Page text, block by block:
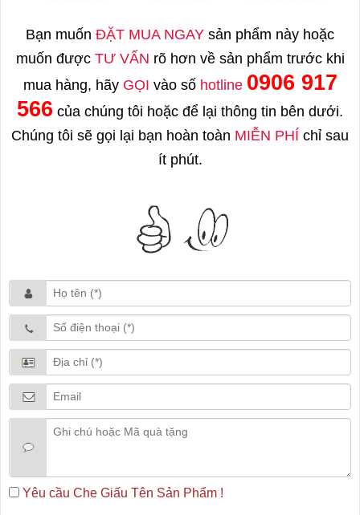
Bạn muốn ĐẶT MUA NGAY sản phẩm này hoặc
muốn được TƯ VẤN rõ hơn về sản phẩm trước khi
mua hàng, hãy GỌI vào số hotline 0906 917
566 của chúng tôi hoặc để lại thông tin bên dưới.
Chúng tôi sẽ gọi lại bạn hoàn toàn MIỄN PHÍ chỉ sau
ít phút.
Yêu cầu Che Giấu Tên Sản Phẩm !